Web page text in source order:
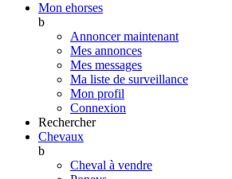
Mon ehorses
b
Annoncer maintenant
Mes annonces
Mes messages
Ma liste de surveillance
Mon profil
Connexion
Rechercher
Chevaux
b
Cheval à vendre